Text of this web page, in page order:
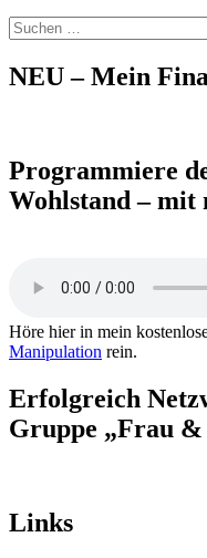
Suchen
nach:
NEU – Mein
Programmiere
Wohlstand – mit
Höre hier in mein
Manipulation rein.
Erfolgreich
Gruppe „Frau &
Links